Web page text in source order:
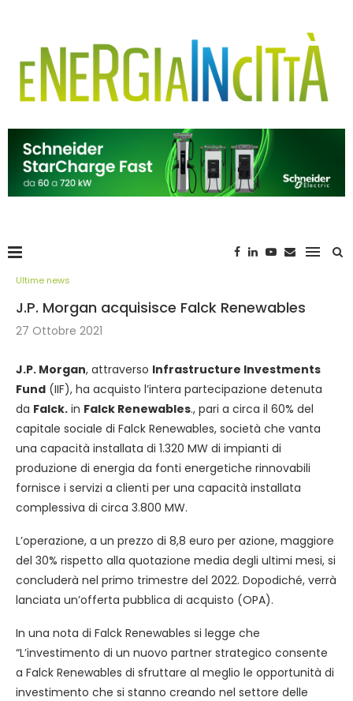
Ultime news
J.P. Morgan acquisisce Falck Renewables
27 Ottobre 2021
J.P. Morgan, attraverso Infrastructure Investments
Fund (IIF), ha acquisto l’intera partecipazione detenuta
da Falck. in Falck Renewables., pari a circa il 60% del
capitale sociale di Falck Renewables, società che vanta
una capacità installata di 1.320 MW di impianti di
produzione di energia da fonti energetiche rinnovabili
fornisce i servizi a clienti per una capacità installata
complessiva di circa 3.800 MW.
L’operazione, a un prezzo di 8,8 euro per azione, maggiore
del 30% rispetto alla quotazione media degli ultimi mesi, si
concluderà nel primo trimestre del 2022. Dopodiché, verrà
lanciata un’offerta pubblica di acquisto (OPA).
In una nota di Falck Renewables si legge che
“L’investimento di un nuovo partner strategico consente
a Falck Renewables di sfruttare al meglio le opportunità di
investimento che si stanno creando nel settore delle